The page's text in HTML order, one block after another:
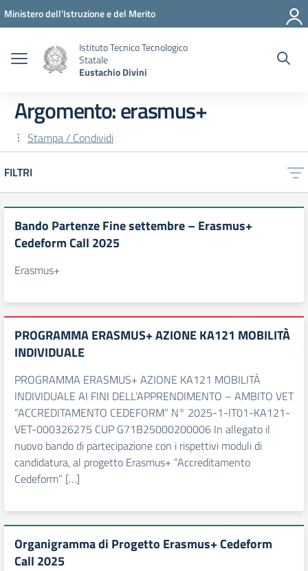
Vai ai contenuti
Vai al menu di navigazione
Vai al footer
Ministero dell'Istruzione e del Merito
Istituto Tecnico Tecnologico
Statale
Eustachio Divini
Argomento: erasmus+
Stampa / Condividi
FILTRI
Bando Partenze Fine settembre – Erasmus+
Cedeform Call 2025
Erasmus+
PROGRAMMA ERASMUS+ AZIONE KA121 MOBILITÀ
INDIVIDUALE
PROGRAMMA ERASMUS+ AZIONE KA121 MOBILITÀ
INDIVIDUALE AI FINI DELL’APPRENDIMENTO – AMBITO VET
“ACCREDITAMENTO CEDEFORM” N° 2025-1-IT01-KA121-
VET-000326275 CUP G71B25000200006 In allegato il
nuovo bando di partecipazione con i rispettivi moduli di
candidatura, al progetto Erasmus+ “Accreditamento
Cedeform” […]
Organigramma di Progetto Erasmus+ Cedeform
Call 2025